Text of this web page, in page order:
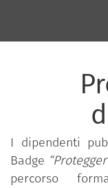
I dipendenti
Badge
percorso